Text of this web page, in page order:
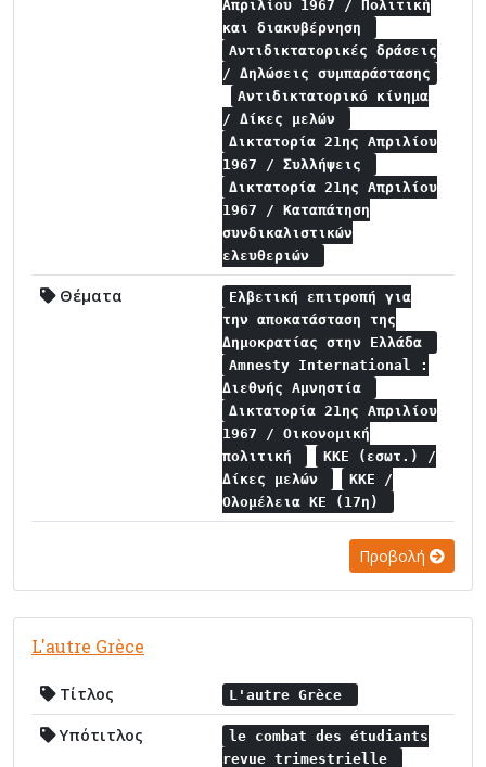
Απριλίου 1967 / Πολιτική
και διακυβέρνηση
Αντιδικτατορικές δράσεις
/ Δηλώσεις συμπαράστασης
Αντιδικτατορικό κίνημα
/ Δίκες μελών
Δικτατορία 21ης Απριλίου
1967 / Συλλήψεις
Δικτατορία 21ης Απριλίου
1967 / Καταπάτηση
συνδικαλιστικών
ελευθεριών
Θέματα
Ελβετική επιτροπή για
την αποκατάσταση της
Δημοκρατίας στην Ελλάδα
Amnesty International :
Διεθνής Αμνηστία
Δικτατορία 21ης Απριλίου
1967 / Οικονομική
πολιτική
ΚΚΕ (εσωτ.) /
Δίκες μελών
ΚΚΕ /
Ολομέλεια ΚΕ (17η)
Προβολή
L'autre Grèce
Τίτλος L'autre Grèce
Υπότιτλος
le combat des étudiants
revue trimestrielle